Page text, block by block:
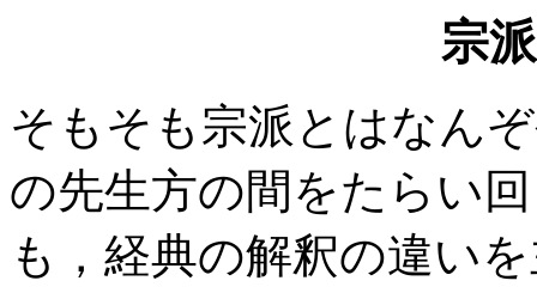
宗
そもそも宗派とはなん
の先生方の間をたらい
も，経典の解釈の違い